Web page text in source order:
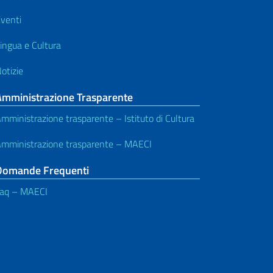
e Cultura
Trasparente
trasparente – Istituto di Cultura
trasparente – MAECI
Frequenti
– MAECI